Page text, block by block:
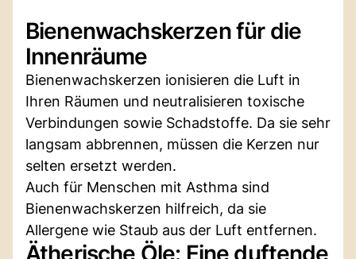
Bienenwachskerzen für die
Innenräume
Bienenwachskerzen ionisieren die Luft in
Ihren Räumen und neutralisieren toxische
Verbindungen sowie Schadstoffe. Da sie sehr
langsam abbrennen, müssen die Kerzen nur
selten ersetzt werden.
Auch für Menschen mit Asthma sind
Bienenwachskerzen hilfreich, da sie
Allergene wie Staub aus der Luft entfernen.
Ätherische Öle: Eine duftende